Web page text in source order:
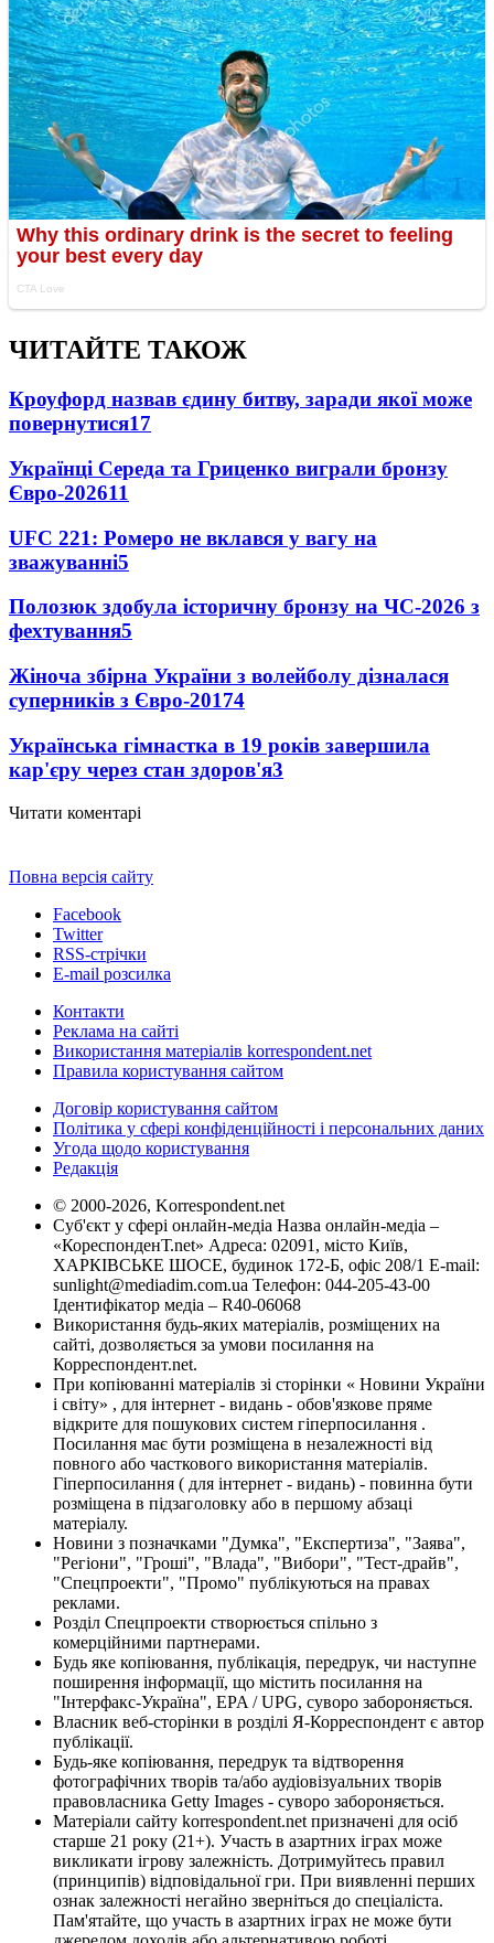
ЧИТАЙТЕ ТАКОЖ
Кроуфорд назвав єдину битву, заради якої може
повернутися17
Українці Середа та Гриценко виграли бронзу
Євро-202611
UFC 221: Ромеро не вклався у вагу на
зважуванні5
Полозюк здобула історичну бронзу на ЧС-2026 з
фехтування5
Жіноча збірна України з волейболу дізналася
суперників з Євро-20174
Українська гімнастка в 19 років завершила
кар'єру через стан здоров'я3
Читати коментарі
Повна версія сайту
Facebook
Twitter
RSS-стрічки
E-mail розсилка
Контакти
Реклама на сайті
Використання матеріалів korrespondent.net
Правила користування сайтом
Договір користування сайтом
Політика у сфері конфіденційності і персональних даних
Угода щодо користування
Редакція
© 2000-2026, Korrespondent.net
Суб'єкт у сфері онлайн-медіа Назва онлайн-медіа –
«КореспонденТ.net» Адреса: 02091, місто Київ,
ХАРКІВСЬКЕ ШОСЕ, будинок 172-Б, офіс 208/1 E-mail:
sunlight@mediadim.com.ua Телефон: 044-205-43-00
Ідентифікатор медіа – R40-06068
Використання будь-яких матеріалів, розміщених на
сайті, дозволяється за умови посилання на
Корреспондент.net.
При копіюванні матеріалів зі сторінки « Новини України
і світу» , для інтернет - видань - обов'язкове пряме
відкрите для пошукових систем гіперпосилання .
Посилання має бути розміщена в незалежності від
повного або часткового використання матеріалів.
Гіперпосилання ( для інтернет - видань) - повинна бути
розміщена в підзаголовку або в першому абзаці
матеріалу.
Новини з позначками "Думка", "Експертиза", "Заява",
"Регіони", "Гроші", "Влада", "Вибори", "Тест-драйв",
"Спецпроекти", "Промо" публікуються на правах
реклами.
Розділ Спецпроекти створюється спільно з
комерційними партнерами.
Будь яке копіювання, публікація, передрук, чи наступне
поширення інформації, що містить посилання на
"Інтерфакс-Україна", EPA / UPG, суворо забороняється.
Власник веб-сторінки в розділі Я-Корреспондент є автор
публікації.
Будь-яке копіювання, передрук та відтворення
фотографічних творів та/або аудіовізуальних творів
правовласника Getty Images - суворо забороняється.
Матеріали сайту korrespondent.net призначені для осіб
старше 21 року (21+). Участь в азартних іграх може
викликати ігрову залежність. Дотримуйтесь правил
(принципів) відповідальної гри. При виявленні перших
ознак залежності негайно зверніться до спеціаліста.
Пам'ятайте, що участь в азартних іграх не може бути